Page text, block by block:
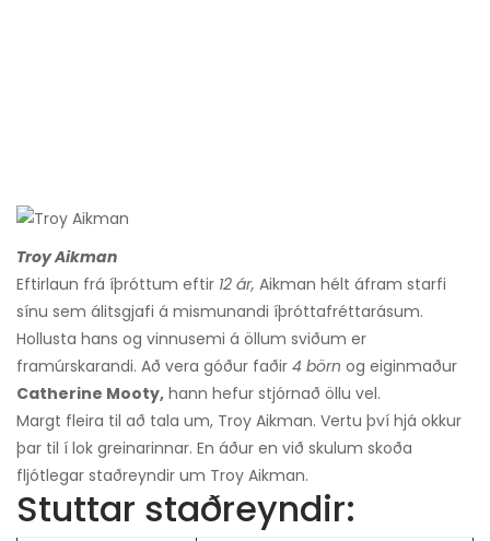
Troy Aikman
Eftirlaun frá íþróttum eftir 12 ár, Aikman hélt áfram starfi
sínu sem álitsgjafi á mismunandi íþróttafréttarásum.
Hollusta hans og vinnusemi á öllum sviðum er
framúrskarandi. Að vera góður faðir 4 börn og eiginmaður
Catherine Mooty, hann hefur stjórnað öllu vel.
Margt fleira til að tala um, Troy Aikman. Vertu því hjá okkur
þar til í lok greinarinnar. En áður en við skulum skoða
fljótlegar staðreyndir um Troy Aikman.
Stuttar staðreyndir: